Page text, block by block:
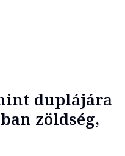
duplájára
zöldség,